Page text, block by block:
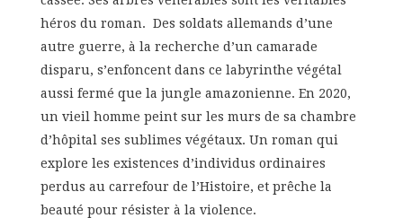
héros du roman. Des soldats allemands d’une
autre guerre, à la recherche d’un camarade
disparu, s’enfoncent dans ce labyrinthe végétal
aussi fermé que la jungle amazonienne. En 2020,
un vieil homme peint sur les murs de sa chambre
d’hôpital ses sublimes végétaux. Un roman qui
explore les existences d’individus ordinaires
perdus au carrefour de l’Histoire, et prêche la
beauté pour résister à la violence.